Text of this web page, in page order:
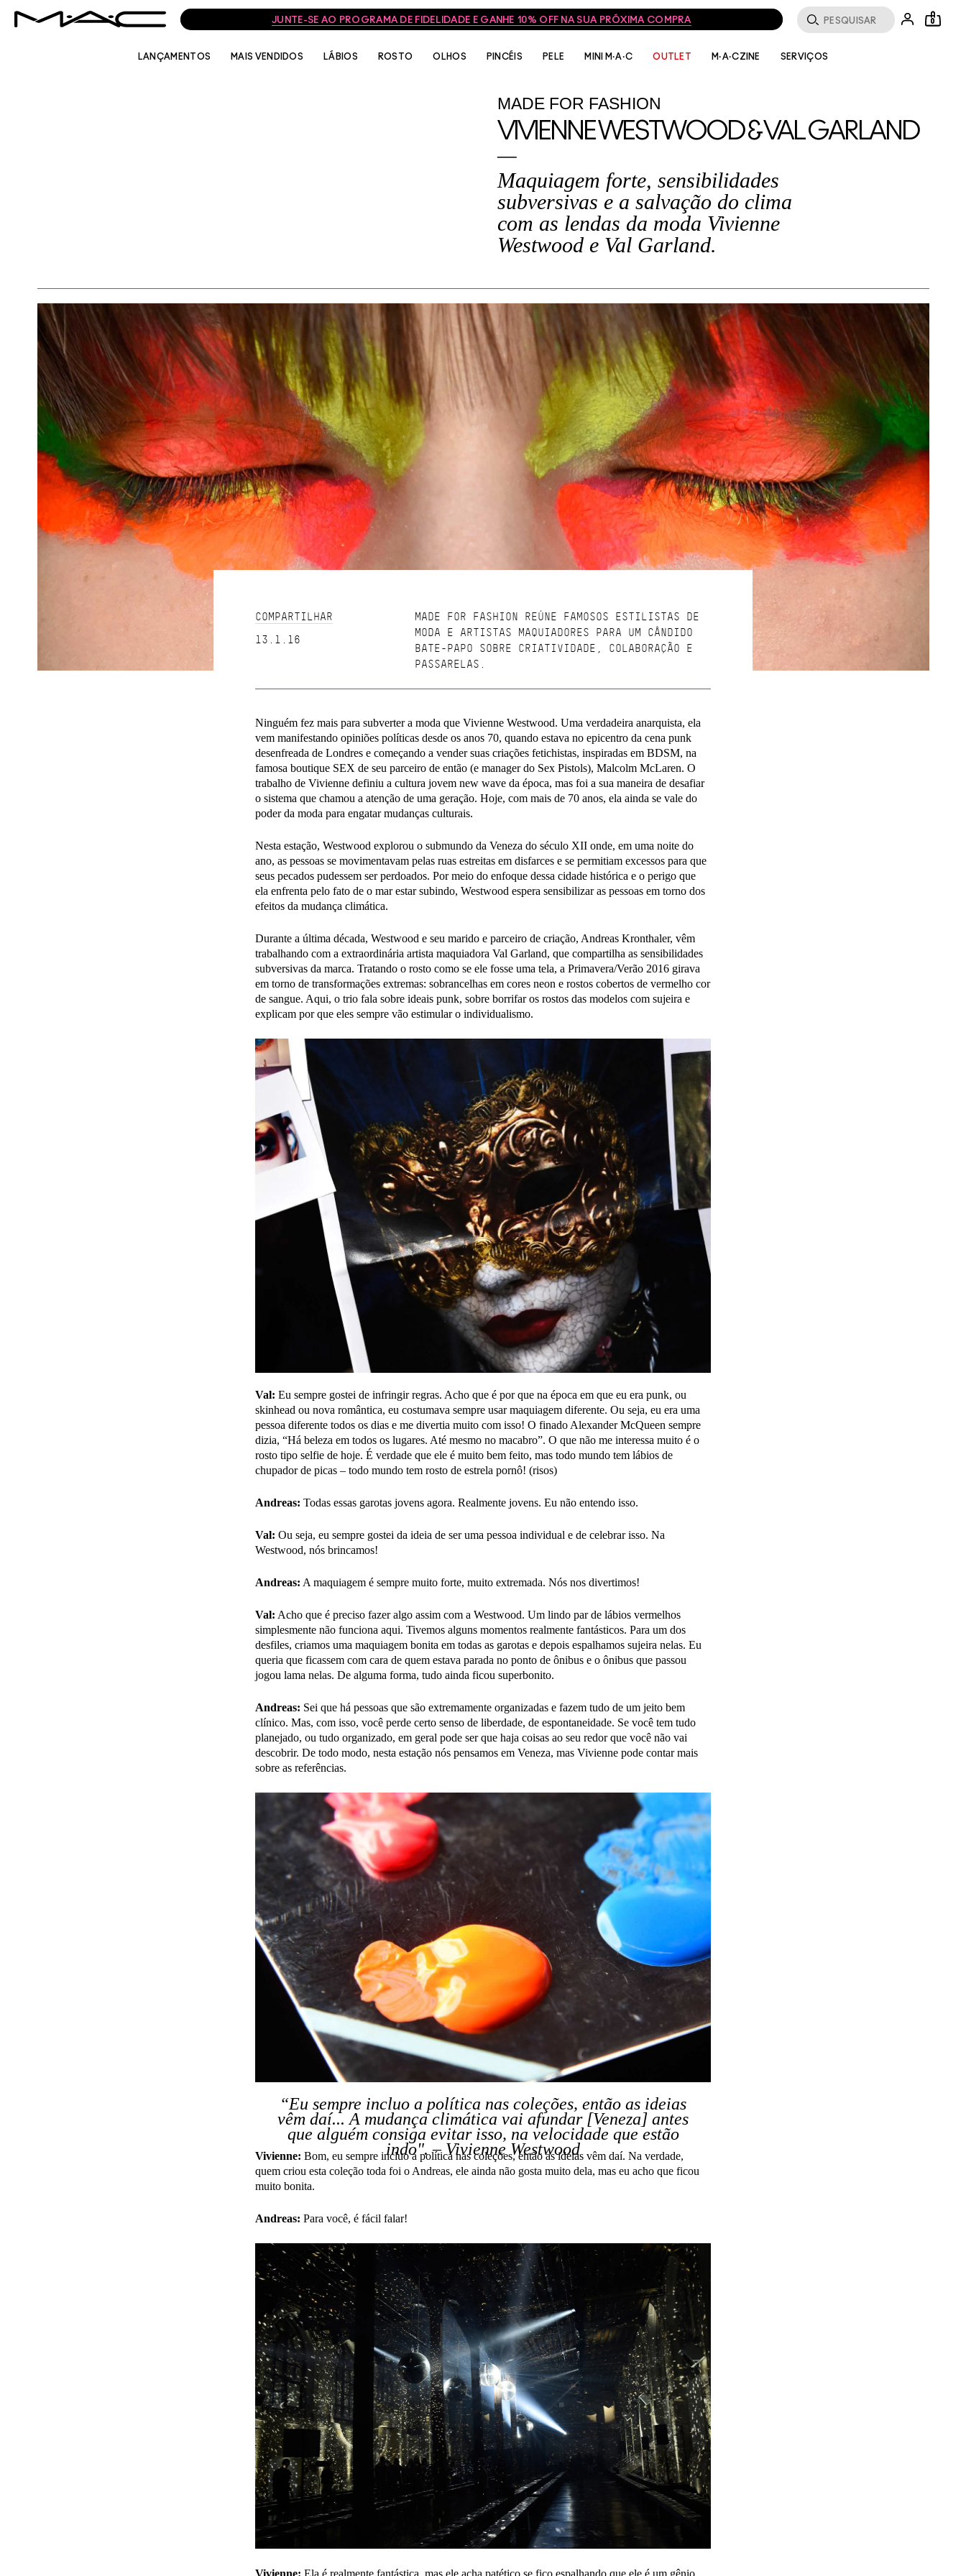
JUNTE-SE AO PROGRAMA DE FIDELIDADE E GANHE 10% OFF NA SUA PRÓXIMA COMPRA 0
LANÇAMENTOS MAIS VENDIDOS LÁBIOS ROSTO OLHOS PINCÉIS PELE MINI M·A·C OUTLET M·A·CZINE SERVIÇOS
MADE FOR FASHION
VIVIENNE WESTWOOD & VAL GARLAND
Maquiagem forte, sensibilidades
subversivas e a salvação do clima
com as lendas da moda Vivienne
Westwood e Val Garland.
COMPARTILHAR
13.1.16
MADE FOR FASHION REÚNE FAMOSOS ESTILISTAS DE
MODA E ARTISTAS MAQUIADORES PARA UM CÂNDIDO
BATE-PAPO SOBRE CRIATIVIDADE, COLABORAÇÃO E
PASSARELAS.
Ninguém fez mais para subverter a moda que Vivienne Westwood. Uma verdadeira anarquista, ela
vem manifestando opiniões políticas desde os anos 70, quando estava no epicentro da cena punk
desenfreada de Londres e começando a vender suas criações fetichistas, inspiradas em BDSM, na
famosa boutique SEX de seu parceiro de então (e manager do Sex Pistols), Malcolm McLaren. O
trabalho de Vivienne definiu a cultura jovem new wave da época, mas foi a sua maneira de desafiar
o sistema que chamou a atenção de uma geração. Hoje, com mais de 70 anos, ela ainda se vale do
poder da moda para engatar mudanças culturais.
Nesta estação, Westwood explorou o submundo da Veneza do século XII onde, em uma noite do
ano, as pessoas se movimentavam pelas ruas estreitas em disfarces e se permitiam excessos para que
seus pecados pudessem ser perdoados. Por meio do enfoque dessa cidade histórica e o perigo que
ela enfrenta pelo fato de o mar estar subindo, Westwood espera sensibilizar as pessoas em torno dos
efeitos da mudança climática.
Durante a última década, Westwood e seu marido e parceiro de criação, Andreas Kronthaler, vêm
trabalhando com a extraordinária artista maquiadora Val Garland, que compartilha as sensibilidades
subversivas da marca. Tratando o rosto como se ele fosse uma tela, a Primavera/Verão 2016 girava
em torno de transformações extremas: sobrancelhas em cores neon e rostos cobertos de vermelho cor
de sangue. Aqui, o trio fala sobre ideais punk, sobre borrifar os rostos das modelos com sujeira e
explicam por que eles sempre vão estimular o individualismo.
Val: Eu sempre gostei de infringir regras. Acho que é por que na época em que eu era punk, ou
skinhead ou nova romântica, eu costumava sempre usar maquiagem diferente. Ou seja, eu era uma
pessoa diferente todos os dias e me divertia muito com isso! O finado Alexander McQueen sempre
dizia, “Há beleza em todos os lugares. Até mesmo no macabro”. O que não me interessa muito é o
rosto tipo selfie de hoje. É verdade que ele é muito bem feito, mas todo mundo tem lábios de
chupador de picas – todo mundo tem rosto de estrela pornô! (risos)
Andreas: Todas essas garotas jovens agora. Realmente jovens. Eu não entendo isso.
Val: Ou seja, eu sempre gostei da ideia de ser uma pessoa individual e de celebrar isso. Na
Westwood, nós brincamos!
Andreas: A maquiagem é sempre muito forte, muito extremada. Nós nos divertimos!
Val: Acho que é preciso fazer algo assim com a Westwood. Um lindo par de lábios vermelhos
simplesmente não funciona aqui. Tivemos alguns momentos realmente fantásticos. Para um dos
desfiles, criamos uma maquiagem bonita em todas as garotas e depois espalhamos sujeira nelas. Eu
queria que ficassem com cara de quem estava parada no ponto de ônibus e o ônibus que passou
jogou lama nelas. De alguma forma, tudo ainda ficou superbonito.
Andreas: Sei que há pessoas que são extremamente organizadas e fazem tudo de um jeito bem
clínico. Mas, com isso, você perde certo senso de liberdade, de espontaneidade. Se você tem tudo
planejado, ou tudo organizado, em geral pode ser que haja coisas ao seu redor que você não vai
descobrir. De todo modo, nesta estação nós pensamos em Veneza, mas Vivienne pode contar mais
sobre as referências.
“Eu sempre incluo a política nas coleções, então as ideias
vêm daí... A mudança climática vai afundar [Veneza] antes
que alguém consiga evitar isso, na velocidade que estão
indo". – Vivienne Westwood
Vivienne: Bom, eu sempre incluo a política nas coleções, então as ideias vêm daí. Na verdade,
quem criou esta coleção toda foi o Andreas, ele ainda não gosta muito dela, mas eu acho que ficou
muito bonita.
Andreas: Para você, é fácil falar!
Vivienne: Ela é realmente fantástica, mas ele acha patético se fico espalhando que ele é um gênio.